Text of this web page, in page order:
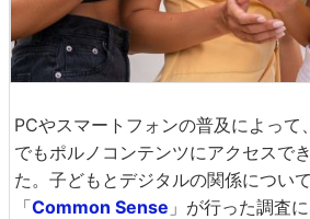
PCやスマートフォンの普及によって
でもポルノコンテンツにアクセスで
た。子どもとデジタルの関係につい
「Common Sense 」が行った調査